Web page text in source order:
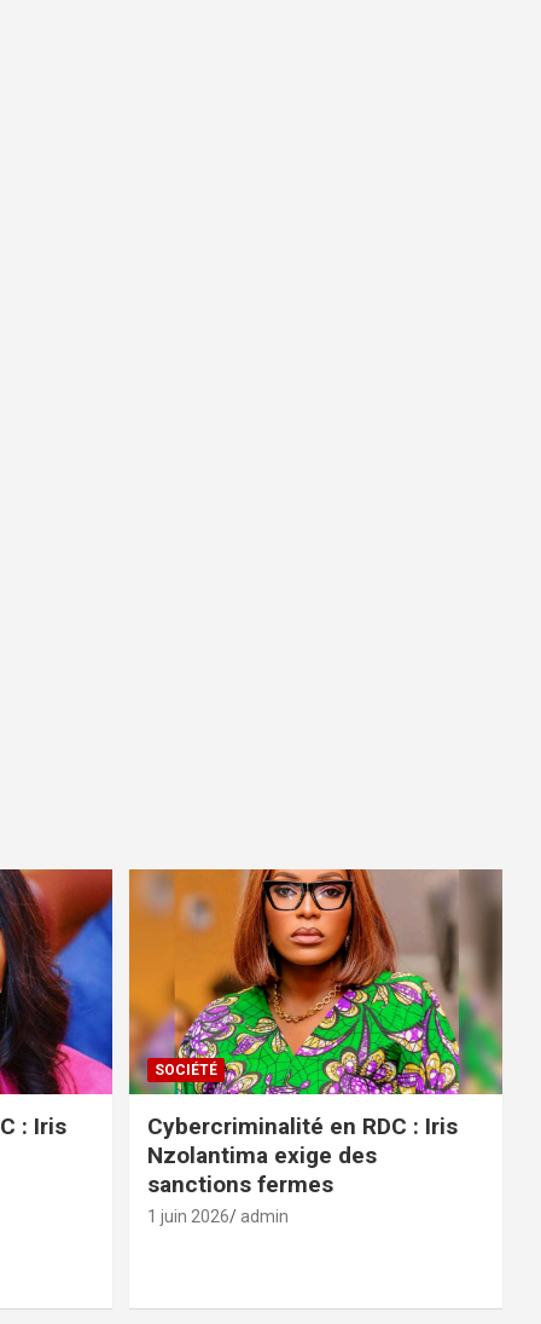
: Iris
SOCIÉTÉ
Cybercriminalité en RDC : Iris
Nzolantima exige des
sanctions fermes
1 juin 2026 admin